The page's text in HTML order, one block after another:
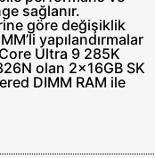
sağlanır.
göre değişiklik
yapılandırmalar
Ultra 9 285K
olan 2x16GB SK
DIMM RAM ile